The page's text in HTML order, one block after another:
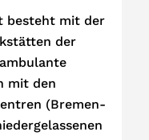
besteht mit der
der
mit den
(Bremen-